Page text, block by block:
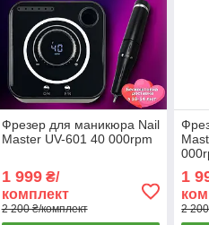
Фрезер для маникюра Nail
Master UV-601 40 000rpm
1 999₴/
комплект
2 200 ₴/комплект
1
2